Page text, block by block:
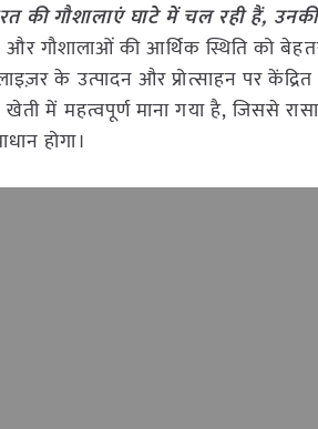
की गौशालाएं घाटे में चल रही हैं,
गौशालाओं की आर्थिक स्थिति को
के उत्पादन और प्रोत्साहन पर केंद्रित
में महत्वपूर्ण माना गया है, जिससे
होगा।